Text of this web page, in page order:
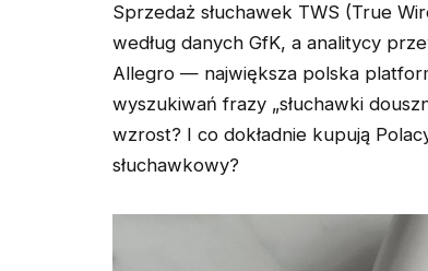
Sprzedaż słuchawek TWS (True
według danych GfK, a analitycy
Allegro — największa polska
wyszukiwań frazy „słuchawki
wzrost? I co dokładnie kupują
słuchawkowy?